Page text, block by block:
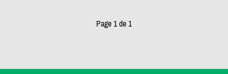
Page 1 de 1